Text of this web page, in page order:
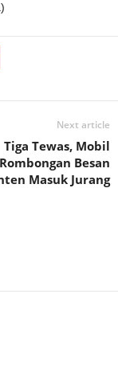
Next article
Tiga Tewas, Mobil
Rombongan Besan
Masuk Jurang